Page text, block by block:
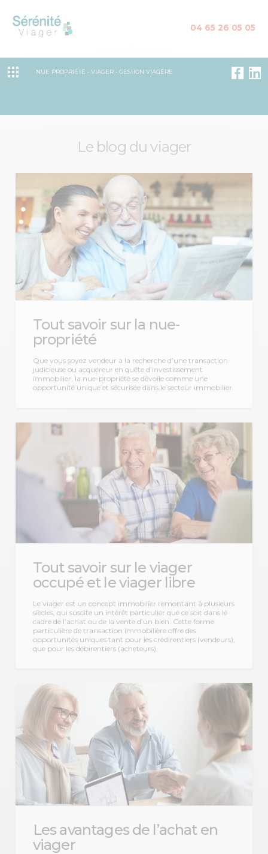
04 65 26 05 05
NUE PROPRIÉTÉ • VIAGER • GESTION VIAGÈRE
Le blog du viager
Tout savoir sur la nue-
propriété
Que vous soyez vendeur à la recherche d’une transaction
judicieuse ou acquéreur en quête d’investissement
immobilier, la nue-propriété se dévoile comme une
opportunité unique et sécurisée dans le secteur immobilier.
Tout savoir sur le viager
occupé et le viager libre
Le viager est un concept immobilier remontant à plusieurs
siècles, qui suscite un intérêt particulier que ce soit dans le
cadre de l’achat ou de la vente d’un bien. Cette forme
particulière de transaction immobilière offre des
opportunités uniques tant pour les crédirentiers (vendeurs),
que pour les débirentiers (acheteurs).
Les avantages de l’achat en
viager